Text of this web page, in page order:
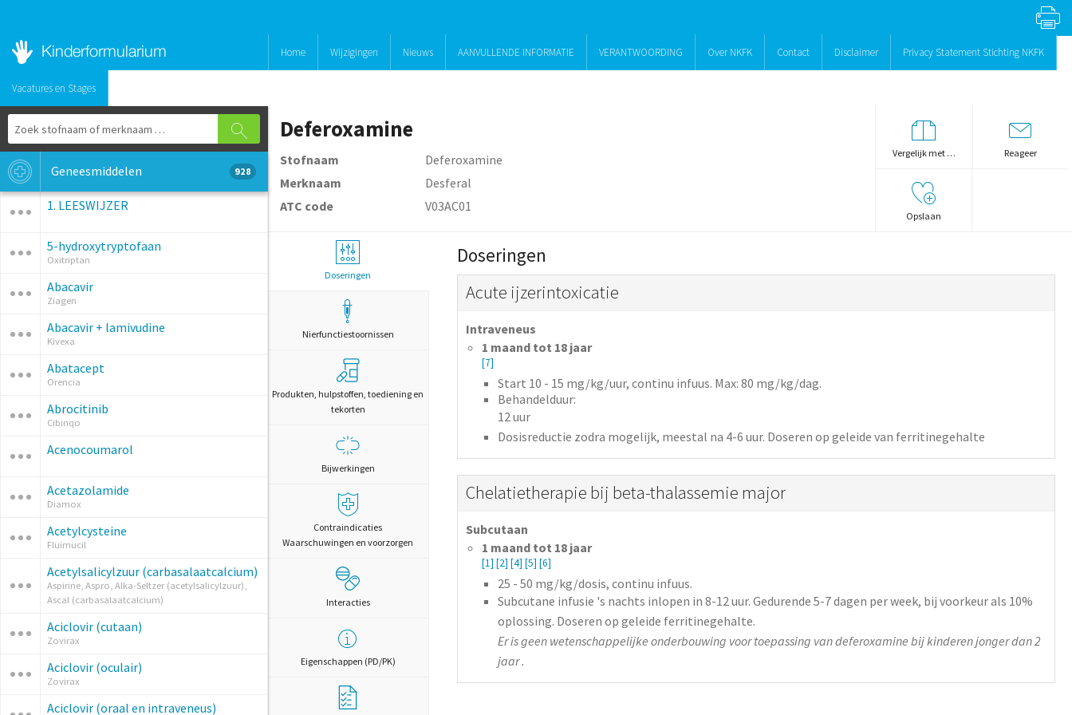
Home Wijzigingen Nieuws AANVULLENDE INFORMATIE VERANTWOORDING Over NKFK Contact Disclaimer Privacy Statement Stichting NKFK
Vacatures en Stages
Geneesmiddelen 928
1. LEESWIJZER
5-hydroxytryptofaan
Oxitriptan
Abacavir
Ziagen
Abacavir + lamivudine
Kivexa
Abatacept
Orencia
Abrocitinib
Cibinqo
Acenocoumarol
Acetazolamide
Diamox
Acetylcysteine
Fluimucil
Acetylsalicylzuur (carbasalaatcalcium)
Aspirine, Aspro, Alka-Seltzer (acetylsalicylzuur),
Ascal (carbasalaatcalcium)
Aciclovir (cutaan)
Zovirax
Aciclovir (oculair)
Zovirax
Aciclovir (oraal en intraveneus)
Deferoxamine
Stofnaam
Deferoxamine
Merknaam
Desferal
ATC code
V03AC01
Vergelijk met … Reageer
Opslaan
Doseringen
Nierfunctiestoornissen
Produkten, hulpstoffen, toediening en
tekorten
Bijwerkingen
Contraindicaties
Waarschuwingen en voorzorgen
Interacties
Eigenschappen (PD/PK)
Doseringen
Acute ijzerintoxicatie
Intraveneus
1 maand tot 18 jaar
[7]
Start 10 - 15 mg/kg/uur, continu infuus. Max: 80 mg/kg/dag.
Behandelduur:
12 uur
Dosisreductie zodra mogelijk, meestal na 4-6 uur. Doseren op geleide van ferritinegehalte
Chelatietherapie bij beta-thalassemie major
Subcutaan
1 maand tot 18 jaar
[1] [2] [4] [5] [6]
25 - 50 mg/kg/dosis, continu infuus.
Subcutane infusie 's nachts inlopen in 8-12 uur. Gedurende 5-7 dagen per week, bij voorkeur als 10%
oplossing. Doseren op geleide ferritinegehalte.
Er is geen wetenschappelijke onderbouwing voor toepassing van deferoxamine bij kinderen jonger dan 2
jaar .